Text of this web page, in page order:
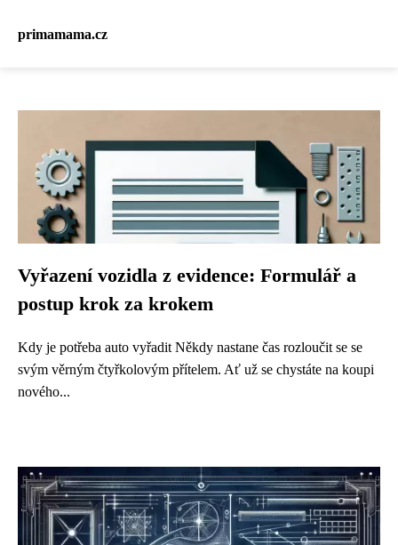
primamama.cz
Vyřazení vozidla z evidence: Formulář a
postup krok za krokem
Kdy je potřeba auto vyřadit Někdy nastane čas rozloučit se se
svým věrným čtyřkolovým přítelem. Ať už se chystáte na koupi
nového...